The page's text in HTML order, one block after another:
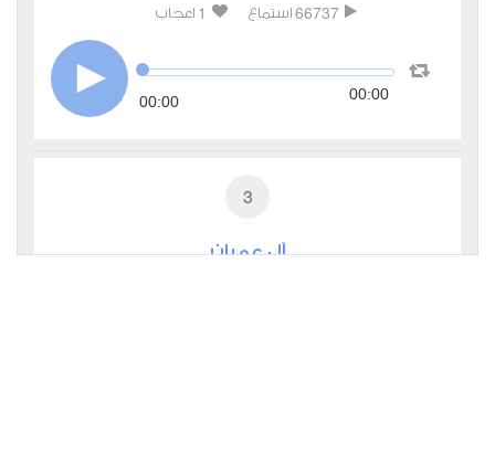
66737 استماع 1 اعجاب
00:00 00:00
3
آل عمران